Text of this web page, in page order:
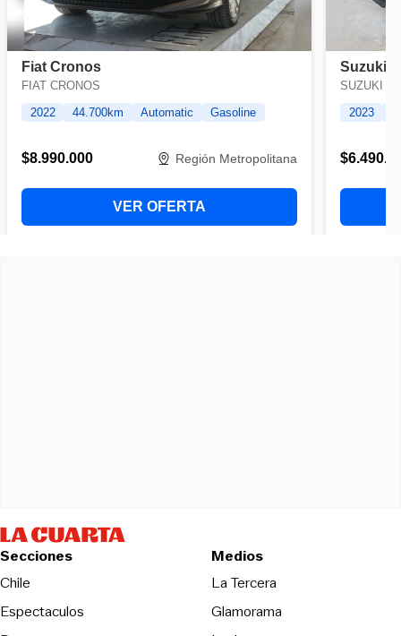
Secciones
Chile
Espectaculos
Medios
La TerceraOpens in new
Glamorama